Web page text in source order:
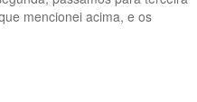
mencionei acima, e os